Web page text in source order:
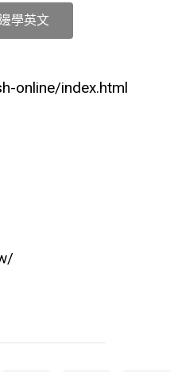
學英文
online/index.html